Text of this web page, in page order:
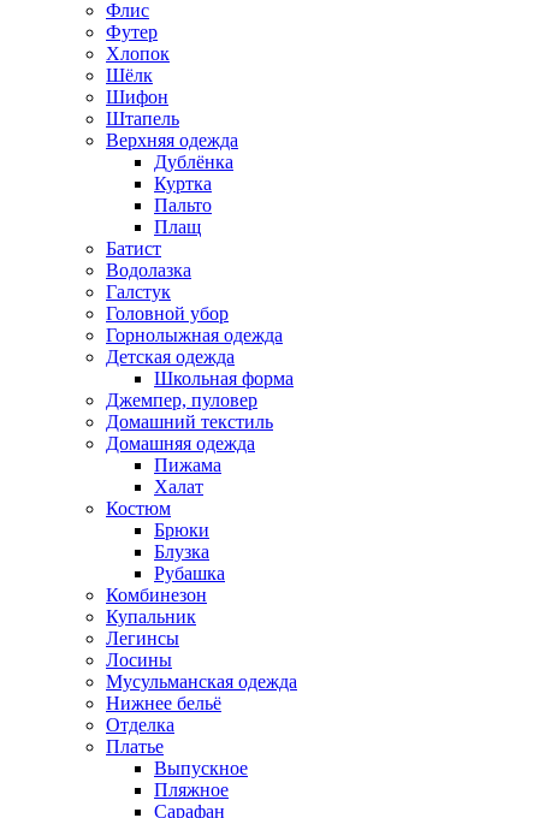
Флис
Футер
Хлопок
Шёлк
Шифон
Штапель
Верхняя одежда
Дублёнка
Куртка
Пальто
Плащ
Батист
Водолазка
Галстук
Головной убор
Горнолыжная одежда
Детская одежда
Школьная форма
Джемпер, пуловер
Домашний текстиль
Домашняя одежда
Пижама
Халат
Костюм
Брюки
Блузка
Рубашка
Комбинезон
Купальник
Легинсы
Лосины
Мусульманская одежда
Нижнее бельё
Отделка
Платье
Выпускное
Пляжное
Сарафан